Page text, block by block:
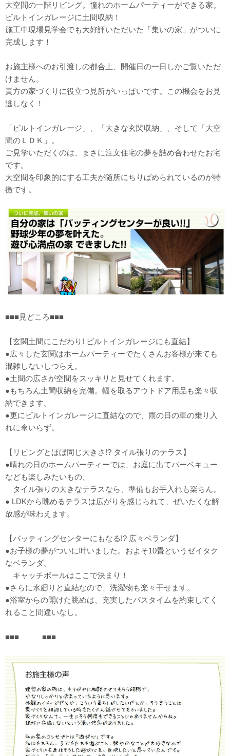
大空間の一階リビング。憧れのホームパーティーができる家。
ビルトインガレージに土間収納！
施工中現場見学会でも大好評いただいた「集いの家」がついに
完成します！
お施主様へのお引渡しの都合上、開催日の一日しかご覧いただ
けません。
貴方の家づくりに役立つ見所がいっぱいです。この機会をお見
逃しなく！
「ビルトインガレージ」、「大きな玄関収納」、そして「大空
間のＬＤＫ」。
ご見学いただくのは、まさに注文住宅の夢を詰め合わせたお宅
です。
大空間を印象的にする工夫が随所にちりばめられているのが特
徴です。
■■■見どころ■■■
【玄関土間にこだわり! ビルトインガレージにも直結】
●広々した玄関はホームパーティーでたくさんお客様が来ても
混雑しないしつらえ。
●土間の広さが空間をスッキリと見せてくれます。
●もちろん土間収納を完備。幅を取るアウトドア用品も楽々収
納できます。
●更にビルトインガレージに直結なので、雨の日の車の乗り入
れに傘いらず。
【リビングとほぼ同じ大きさ!? タイル張りのテラス】
●晴れの日のホームパーティーでは、お庭に出てバーベキュー
なども楽しみたいもの、
タイル張りの大きなテラスなら、準備もお手入れも楽ちん。
● LDKから眺めるテラスは広がりを感じられて、ぜいたくな解
放感が味わえます。
【バッティングセンターにもなる!? 広々ベランダ】
●お子様の夢がついに叶いました。およそ10畳というゼイタク
なベランダ。
キャッチボールはここで決まり！
●さらに水廻りと直結なので、洗濯物も楽々干せます。
●浴室からの開けた眺めは、充実したバスタイムを約束してく
れること間違いなし。
■■■ ■■■